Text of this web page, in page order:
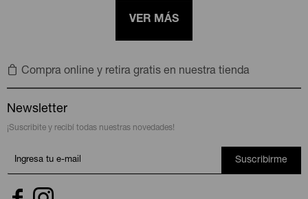
VER MÁS
Compra online y retira gratis en nuestra tienda
Newsletter
¡Suscribite y recibí todas nuestras novedades!
Suscribirme